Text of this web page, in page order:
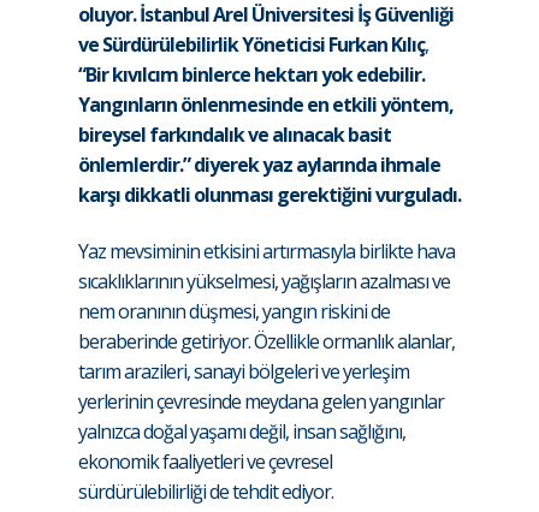
oluyor. İstanbul Arel Üniversitesi İş Güvenliği
ve Sürdürülebilirlik Yöneticisi Furkan Kılıç,
“Bir kıvılcım binlerce hektarı yok edebilir.
Yangınların önlenmesinde en etkili yöntem,
bireysel farkındalık ve alınacak basit
önlemlerdir.” diyerek yaz aylarında ihmale
karşı dikkatli olunması gerektiğini vurguladı.
Yaz mevsiminin etkisini artırmasıyla birlikte hava
sıcaklıklarının yükselmesi, yağışların azalması ve
nem oranının düşmesi, yangın riskini de
beraberinde getiriyor. Özellikle ormanlık alanlar,
tarım arazileri, sanayi bölgeleri ve yerleşim
yerlerinin çevresinde meydana gelen yangınlar
yalnızca doğal yaşamı değil, insan sağlığını,
ekonomik faaliyetleri ve çevresel
sürdürülebilirliği de tehdit ediyor.